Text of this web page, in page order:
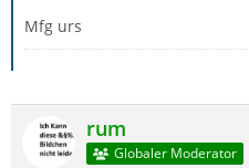
Mfg urs
rum
Globaler Moderator